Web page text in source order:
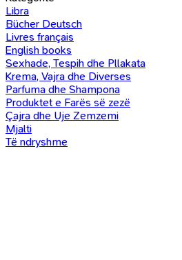
Libra
Bücher Deutsch
Livres français
English books
Sexhade, Tespih dhe Pllakata
Krema, Vajra dhe Diverses
Parfuma dhe Shampona
Produktet e Farës së zezë
Çajra dhe Uje Zemzemi
Mjalti
Të ndryshme